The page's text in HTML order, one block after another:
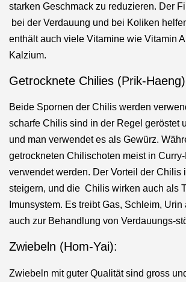
starken Geschmack zu reduzieren. Der
bei der Verdauung und bei Koliken
enthält auch viele Vitamine wie Vitamin
Kalzium.
Getrocknete Chilies (Prik-
Beide Spornen der Chilis werden
scharfe Chilis sind in der Regel geröstet
und man verwendet es als Gewürz.
getrockneten Chilischoten meist in
verwendet werden. Der Vorteil der Chilis
steigern, und die Chilis wirken auch als
Imunsystem. Es treibt Gas, Schleim, Urin
auch zur Behandlung von Verdauungs-
Zwiebeln (Hom-Yai):
Zwiebeln mit guter Qualität sind gross